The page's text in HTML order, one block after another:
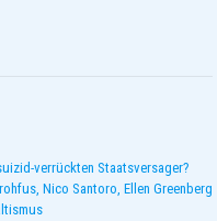
verrückten Staatsversager?
Nico Santoro, Ellen Greenberg